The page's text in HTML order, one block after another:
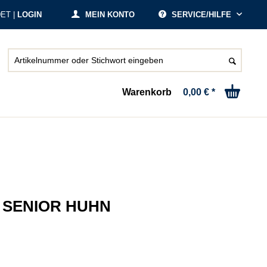
SERVICE/HILFE
MEIN KONTO
| LOGIN
Warenkorb 0,00 € *
HUHN